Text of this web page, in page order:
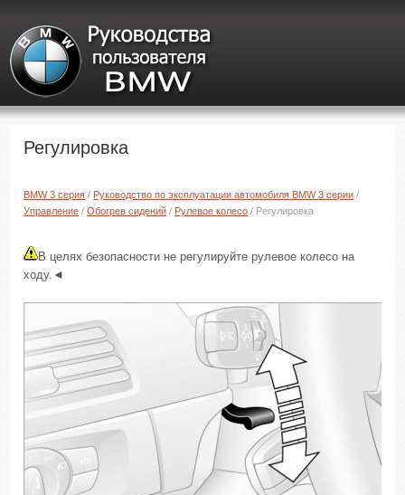
Регулировка
BMW 3 серия / Руководство по эксплуатации автомобиля BMW 3 серии /
Управление /Обогрев сидений / Рулевое колесо / Регулировка
В целях безопасности не регулируйте рулевое колесо на
ходу.◄